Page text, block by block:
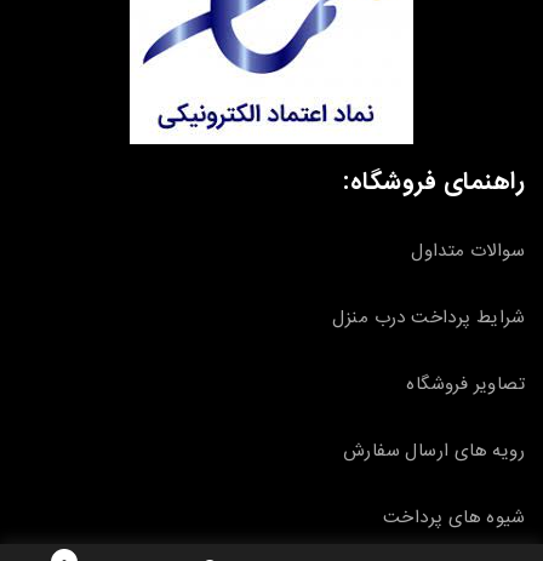
راهنمای فروشگاه:
سوالات متداول
شرایط پرداخت درب منزل
تصاویر فروشگاه
رویه های ارسال سفارش
شیوه های پرداخت